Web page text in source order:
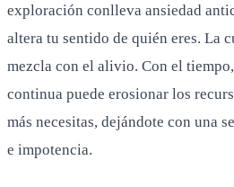
exploración conlleva ansiedad
altera tu sentido de quién eres. La
mezcla con el alivio. Con el
continua puede erosionar los
más necesitas, dejándote con una
e impotencia.